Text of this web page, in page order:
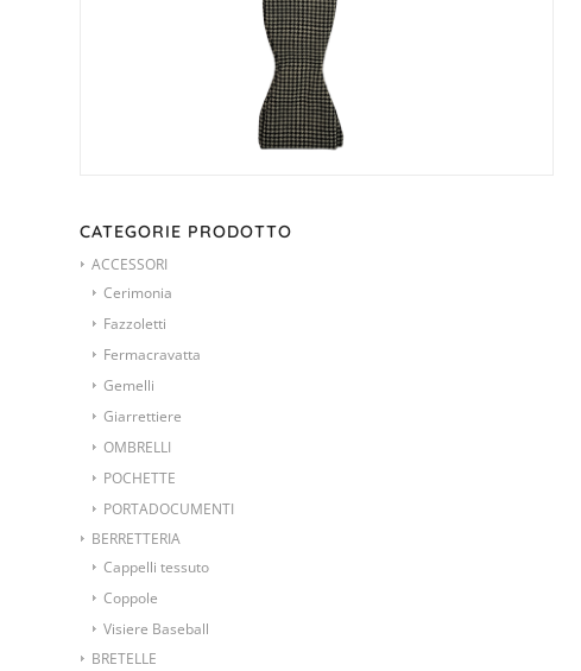
CATEGORIE PRODOTTO
ACCESSORI
Cerimonia
Fazzoletti
Fermacravatta
Gemelli
Giarrettiere
OMBRELLI
POCHETTE
PORTADOCUMENTI
BERRETTERIA
Cappelli tessuto
Coppole
Visiere Baseball
BRETELLE